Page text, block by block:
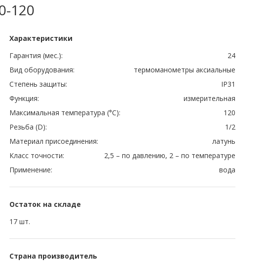
120
Характеристики
Гарантия (мес.):
24
Вид оборудования:
термоманометры аксиальные
Степень защиты:
IP31
Функция:
измерительная
Максимальная температура (°C):
120
Резьба (D):
1/2
Материал присоединения:
латунь
Класс точности:
2,5 – по давлению, 2 – по температуре
Применение:
вода
Остаток на складе
17 шт.
Страна производитель